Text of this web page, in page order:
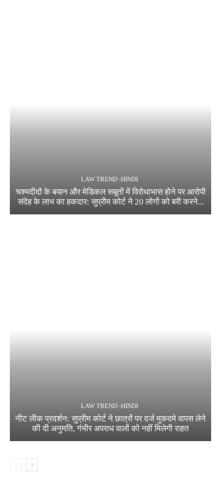
LAW TREND -HINDI
चश्मदीदों के बयान और मेडिकल सबूतों में विरोधाभास होने पर आरोपी
संदेह के लाभ का हकदार: सुप्रीम कोर्ट ने 20 लोगों को बरी करने...
LAW TREND -HINDI
नीट लीक प्रदर्शन: सुप्रीम कोर्ट ने छात्रों पर दर्ज मुकदमे वापस लेने
की दी अनुमति, गंभीर अपराध वालों को नहीं मिलेगी राहत